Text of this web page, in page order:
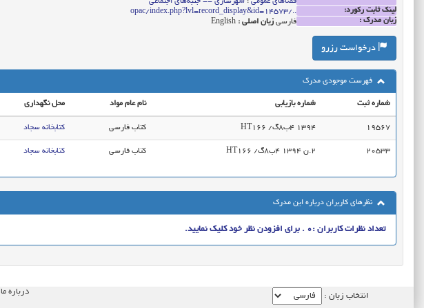
لینک ثابت رکورد:
../opac/index.php?lvl=record_display&id=14573
زبان مدرک :
فارسی زبان اصلی :
درخواست رزرو
فهرست موجودی مدرک
شماره ثبت شماره بازیابی نام عام مواد محل نگهداری
19567 HT166 ‭/گ8ب4 1394 کتاب فارسی کتابخانه سجاد
20533 HT166 ‭/گ8ب4 1394 ن.2 کتاب فارسی کتابخانه سجاد
نظرهای کاربران درباره این مدرک
تعداد نظرات کاربران :0 . برای افزودن نظر خود کلیک نمایید.
درباره ما انتخاب زبان :